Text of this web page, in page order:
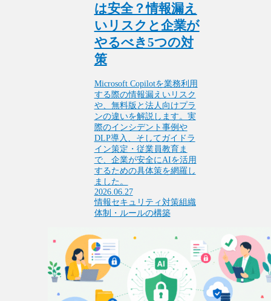
は安全？情報漏え
いリスクと企業が
やるべき5つの対
策
Microsoft Copilotを業務利用
する際の情報漏えいリスク
や、無料版と法人向けプラ
ンの違いを解説します。実
際のインシデント事例や
DLP導入、そしてガイドラ
イン策定・従業員教育ま
で、企業が安全にAIを活用
するための具体策を網羅し
ました。
2026.06.27
情報セキュリティ対策組織
体制・ルールの構築